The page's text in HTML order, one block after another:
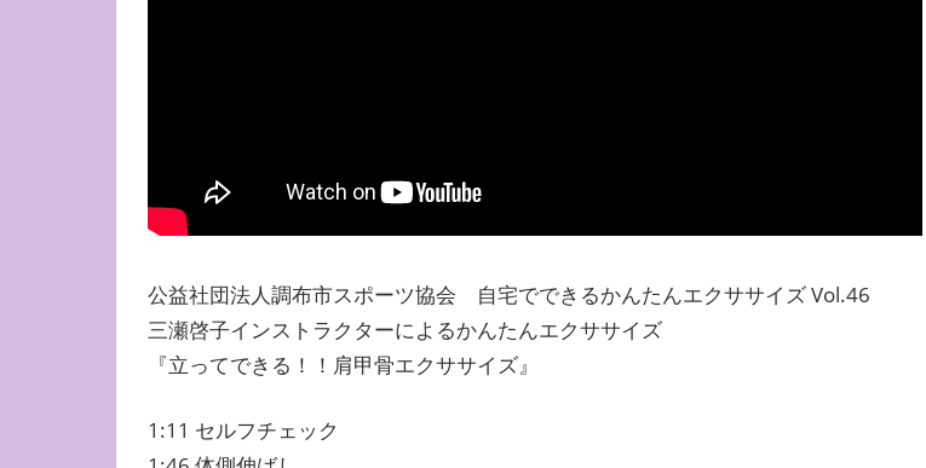
公益社団法人調布市スポーツ協会 自宅でできるかんたんエクササイズ Vol.46
三瀬啓子インストラクターによるかんたんエクササイズ
『立ってできる！！肩甲骨エクササイズ』
1:11 セルフチェック